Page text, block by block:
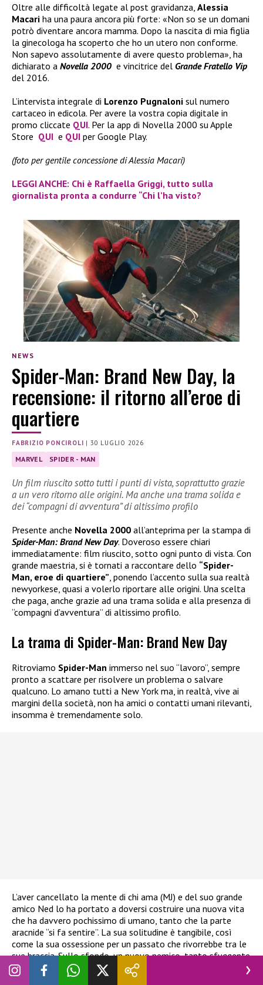
Oltre alle difficoltà legate al post gravidanza, Alessia
Macari ha una paura ancora più forte: «Non so se un domani
potrò diventare ancora mamma. Dopo la nascita di mia figlia
la ginecologa ha scoperto che ho un utero non conforme.
Non sapevo assolutamente di avere questo problema», ha
dichiarato a Novella 2000 e vincitrice del Grande Fratello Vip
del 2016.
L’intervista integrale di Lorenzo Pugnaloni sul numero
cartaceo in edicola. Per avere la vostra copia digitale in
promo cliccate QUI. Per la app di Novella 2000 su Apple
Store QUI e QUI per Google Play.
(foto per gentile concessione di Alessia Macari)
LEGGI ANCHE: Chi è Raffaella Griggi, tutto sulla
giornalista pronta a condurre “Chi l’ha visto?
NEWS
Spider-Man: Brand New Day, la
recensione: il ritorno all’eroe di
quartiere
FABRIZIO PONCIROLI | 30 LUGLIO 2026
MARVEL SPIDER - MAN
Un film riuscito sotto tutti i punti di vista, soprattutto grazie
a un vero ritorno alle origini. Ma anche una trama solida e
dei “compagni di avventura” di altissimo profilo
Presente anche Novella 2000 all’anteprima per la stampa di
Spider-Man: Brand New Day. Doveroso essere chiari
immediatamente: film riuscito, sotto ogni punto di vista. Con
grande maestria, si è tornati a raccontare dello “Spider-
Man, eroe di quartiere”, ponendo l’accento sulla sua realtà
newyorkese, quasi a volerlo riportare alle origini. Una scelta
che paga, anche grazie ad una trama solida e alla presenza di
“compagni d’avventura” di altissimo profilo.
La trama di Spider-Man: Brand New Day
Ritroviamo Spider-Man immerso nel suo “lavoro”, sempre
pronto a scattare per risolvere un problema o salvare
qualcuno. Lo amano tutti a New York ma, in realtà, vive ai
margini della società, non ha amici o contatti umani rilevanti,
insomma è tremendamente solo.
L’aver cancellato la mente di chi ama (MJ) e del suo grande
amico Ned lo ha portato a doversi costruire una nuova vita
che ha davvero pochissimo di umano, tanto che la parte
aracnide “si fa sentire”. La sua solitudine è tangibile, così
come la sua ossessione per un passato che rivorrebbe tra le
sue braccia. Sullo sfondo, un nuovo nemico, tanto sfuggente
quanto potente. Lo spoiler diSpider – Man: Brand New Day
è
dietro l’angolo, quindi a voi la scelta di proseguire nella